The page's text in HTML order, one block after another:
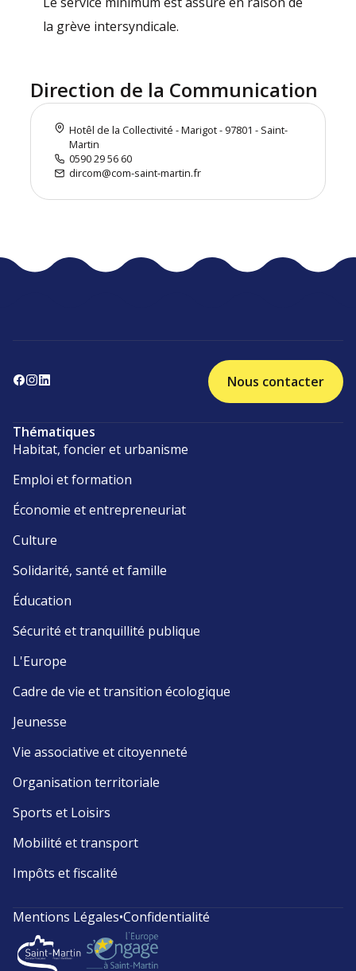
la grève intersyndicale.
Direction de la Communication
Hotêl de la Collectivité - Marigot - 97801 - Saint-
Martin
0590 29 56 60
dircom@com-saint-martin.fr
Nous contacter
Thématiques
Habitat, foncier et urbanisme
Emploi et formation
Économie et entrepreneuriat
Culture
Solidarité, santé et famille
Éducation
Sécurité et tranquillité publique
L'Europe
Cadre de vie et transition écologique
Jeunesse
Vie associative et citoyenneté
Organisation territoriale
Sports et Loisirs
Mobilité et transport
Impôts et fiscalité
Mentions Légales•Confidentialité